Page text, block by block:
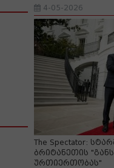
4-05-2026
The Spectator:
ბრიტანეთის
ურთიერთობას"